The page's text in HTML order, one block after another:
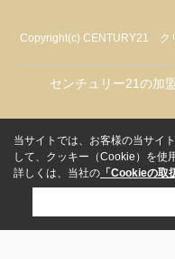
Copyright(c) CENTURY21 ク
センチュリー21の加
当サイトでは、お客様の当サイ
して、クッキー（Cookie）を使
詳しくは、当社の 「Cookieの取